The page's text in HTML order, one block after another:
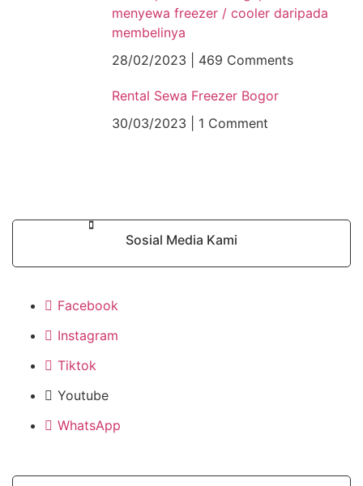
menyewa freezer / cooler daripada
membelinya
28/02/2023
469 Comments
Rental Sewa Freezer Bogor
30/03/2023
1 Comment
Sosial Media Kami
Facebook
Instagram
Tiktok
Youtube
WhatsApp